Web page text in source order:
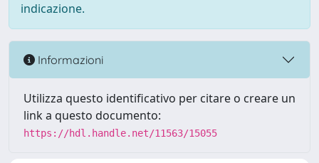
indicazione.
Informazioni
Utilizza questo identificativo per citare o creare un
link a questo documento:
https://hdl.handle.net/11563/15055